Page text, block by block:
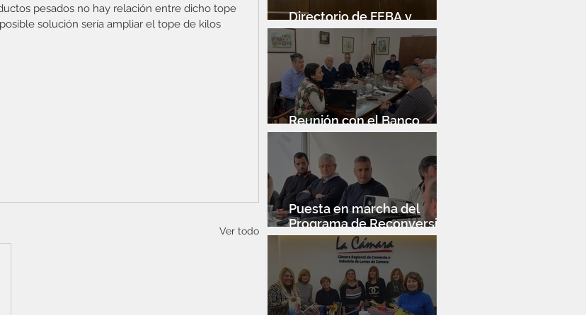
pesados no hay relación entre dicho tope
solución sería ampliar el tope de kilos
Ver todo
Directorio de FEBA y
Congreso de Industria 4.0
Reunión con el Banco
Santander
Puesta en marcha del
Programa de Reconversión
Industrial